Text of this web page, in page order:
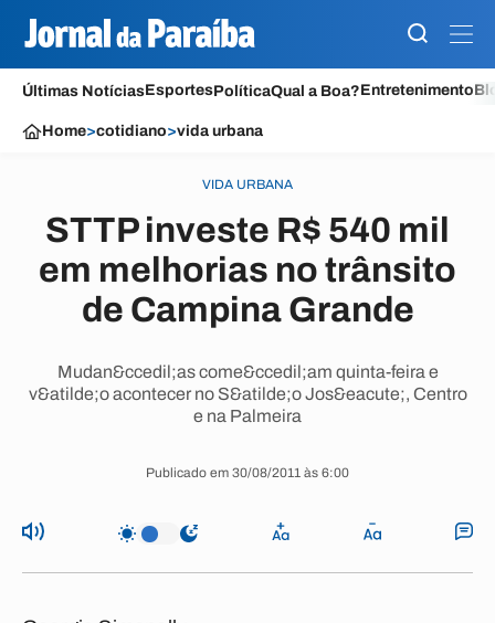
Últimas NotíciasEsportesPolíticaQual a Boa?Entretenimento
Home>cotidiano>vida urbana
VIDA URBANA
STTP investe R$ 540 mil
em melhorias no trânsito
de Campina Grande
Mudan&ccedil;as come&ccedil;am quinta-feira e
v&atilde;o acontecer no S&atilde;o Jos&eacute;, Centro
e na Palmeira
Publicado em 30/08/2011 às 6:00